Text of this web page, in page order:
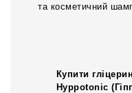
та косметичний
Купити
Hyppotonic